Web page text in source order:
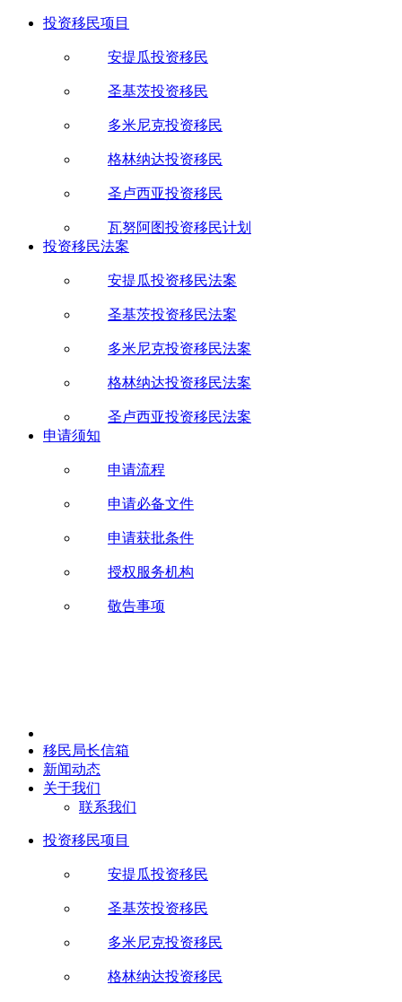
投资移民项目
安提瓜投资移民
圣基茨投资移民
多米尼克投资移民
格林纳达投资移民
圣卢西亚投资移民
瓦努阿图投资移民计划
投资移民法案
安提瓜投资移民法案
圣基茨投资移民法案
多米尼克投资移民法案
格林纳达投资移民法案
圣卢西亚投资移民法案
申请须知
申请流程
申请必备文件
申请获批条件
授权服务机构
敬告事项
移民局长信箱
新闻动态
关于我们
联系我们
投资移民项目
安提瓜投资移民
圣基茨投资移民
多米尼克投资移民
格林纳达投资移民